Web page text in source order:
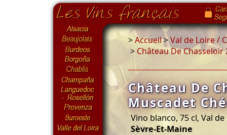
>Accueil>Val de Loire /
> Château De
Château De
Muscadet
Vino blanco, 75 cl, Val
Sèvre-Et-Maine